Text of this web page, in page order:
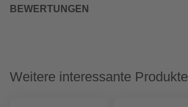
BEWERTUNGEN
Weitere interessante Produkte